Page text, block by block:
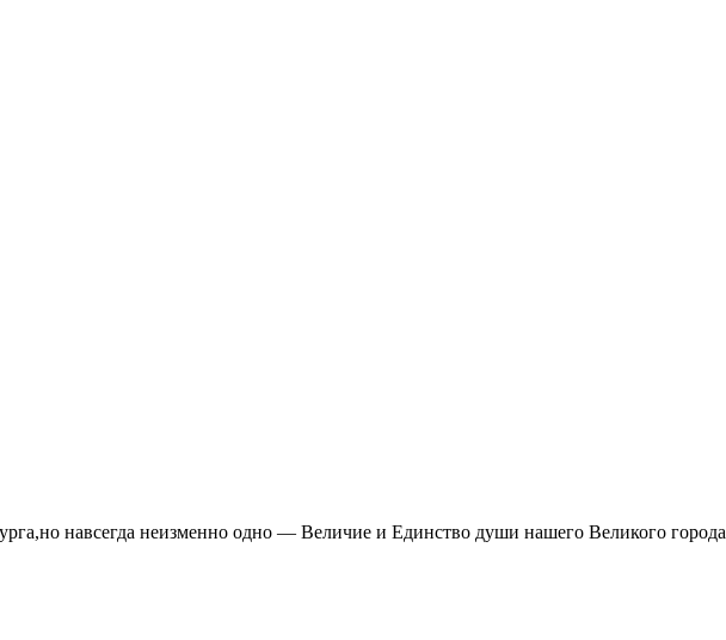
навсегда неизменно одно — Величие и Единство души нашего Великого города